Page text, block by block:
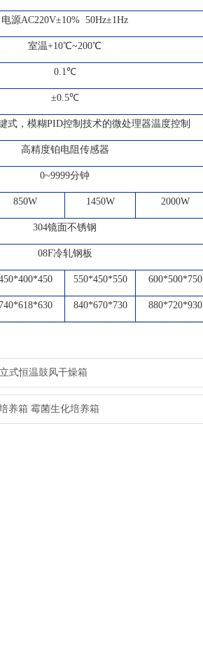
电源AC220V±10% 50Hz±1Hz
室温+10℃~200℃
0.1℃
±0.5℃
式，模糊PID控制技术的微处理器温度控制
高精度铂电阻传感器
0~9999分钟
850W 1450W 2000W
304镜面不锈钢
08F冷轧钢板
550*450*550 600*500*750
740*618*630 840*670*730 880*720*930
式恒温鼓风干燥箱
养箱 霉菌生化培养箱